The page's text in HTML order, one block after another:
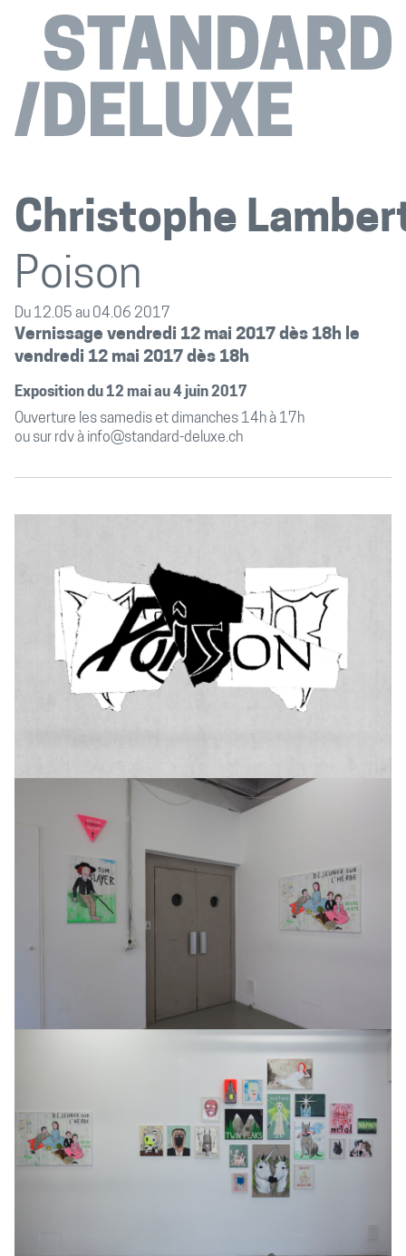
Christophe
Poison
Du 12.05 au 04.06 2017
Vernissage vendredi 12 mai 2017 dès 18h le
vendredi 12 mai 2017 dès 18h
Exposition du 12 mai au 4 juin 2017
Ouverture les samedis et dimanches 14h à 17h
ou sur rdv à info@standard-deluxe.ch